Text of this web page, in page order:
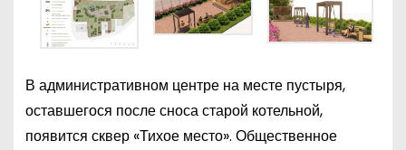
В административном центре на месте пустыря,
оставшегося после сноса старой котельной,
появится сквер «Тихое место». Общественное